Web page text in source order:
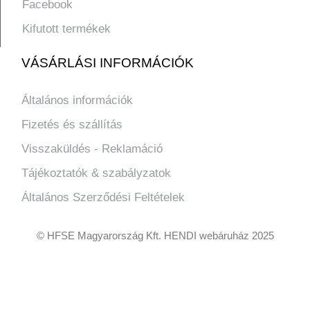
Facebook
Kifutott termékek
VÁSÁRLÁSI INFORMÁCIÓK
Általános információk
Fizetés és szállítás
Visszaküldés - Reklamáció
Tájékoztatók & szabályzatok
Általános Szerződési Feltételek
© HFSE Magyarország Kft. HENDI webáruház 2025